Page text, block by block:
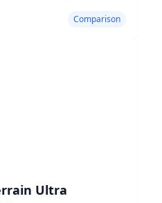
und Eignung hervorhebt
Comparison
Ultra